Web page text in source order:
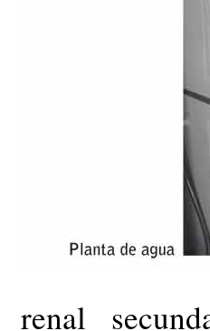
renal